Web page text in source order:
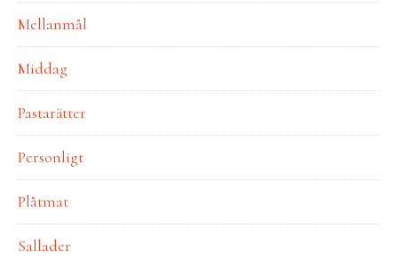
Mellanmål
Middag
Pastarätter
Personligt
Plåtmat
Sallader